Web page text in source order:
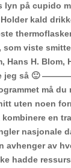
lyn på cupido
kald
viste
Hans H. Blom,
jeg så 🙂
må
uten noen
en
nasjonale
avhenger av
hadde